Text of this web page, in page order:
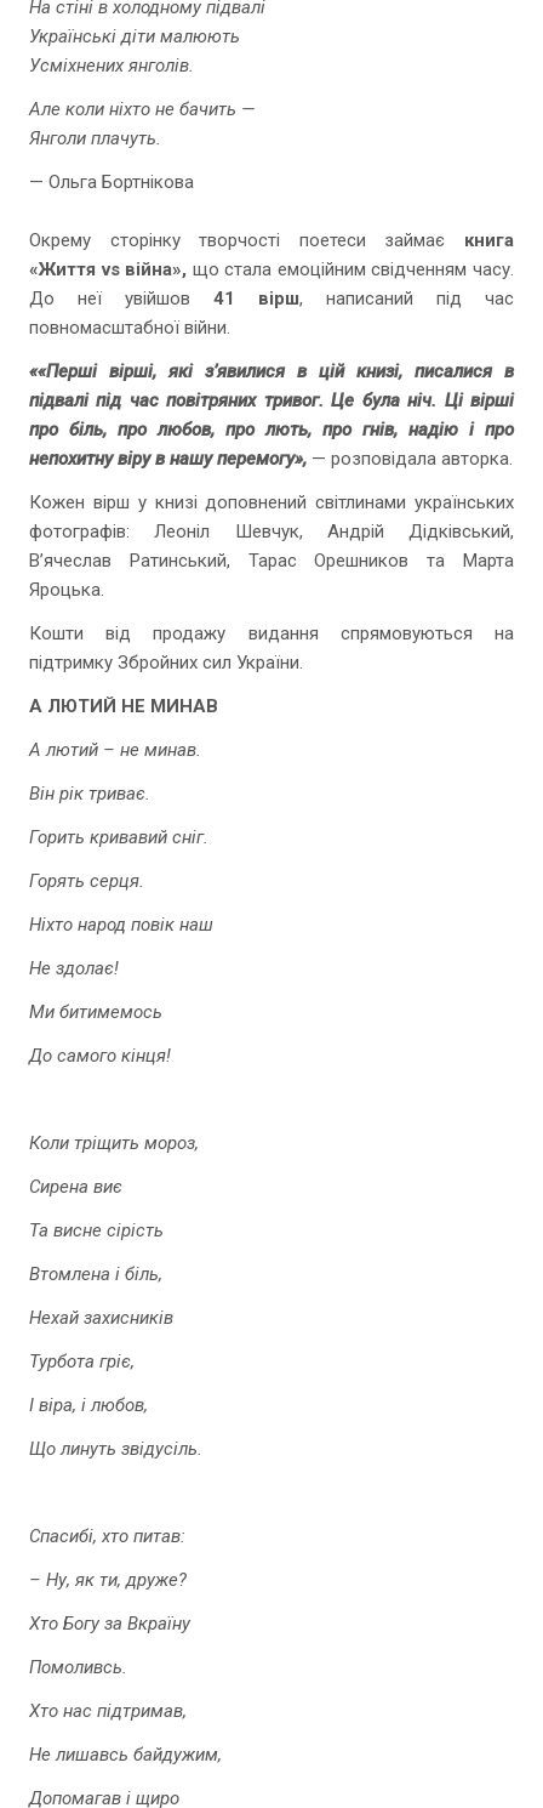
На стіні в холодному підвалі
Українські діти малюють
Усміхнених янголів.
Але коли ніхто не бачить —
Янголи плачуть.
— Ольга Бортнікова
Окрему сторінку творчості поетеси займає книга
«Життя vs війна», що стала емоційним свідченням часу.
До неї увійшов 41 вірш, написаний під час
повномасштабної війни.
««Перші вірші, які з’явилися в цій книзі, писалися в
підвалі під час повітряних тривог. Це була ніч. Ці вірші
про біль, про любов, про лють, про гнів, надію і про
непохитну віру в нашу перемогу», — розповідала авторка.
Кожен вірш у книзі доповнений світлинами українських
фотографів: Леоніл Шевчук, Андрій Дідківський,
В’ячеслав Ратинський, Тарас Орешников та Марта
Яроцька.
Кошти від продажу видання спрямовуються на
підтримку Збройних сил України.
А ЛЮТИЙ НЕ МИНАВ
А лютий – не минав.
Він рік триває.
Горить кривавий сніг.
Горять серця.
Ніхто народ повік наш
Не здолає!
Ми битимемось
До самого кінця!
Коли тріщить мороз,
Сирена виє
Та висне сірість
Втомлена і біль,
Нехай захисників
Турбота гріє,
І віра, і любов,
Що линуть звідусіль.
Спасибі, хто питав:
– Ну, як ти, друже?
Хто Богу за Вкраїну
Помоливсь.
Хто нас підтримав,
Не лишавсь байдужим,
Допомагав і щиро